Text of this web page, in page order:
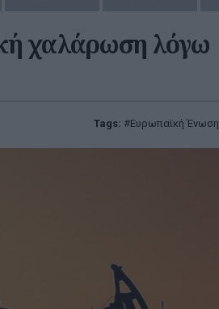
χαλάρωση λόγω
Tags: Ευρωπαϊκή Ένωση